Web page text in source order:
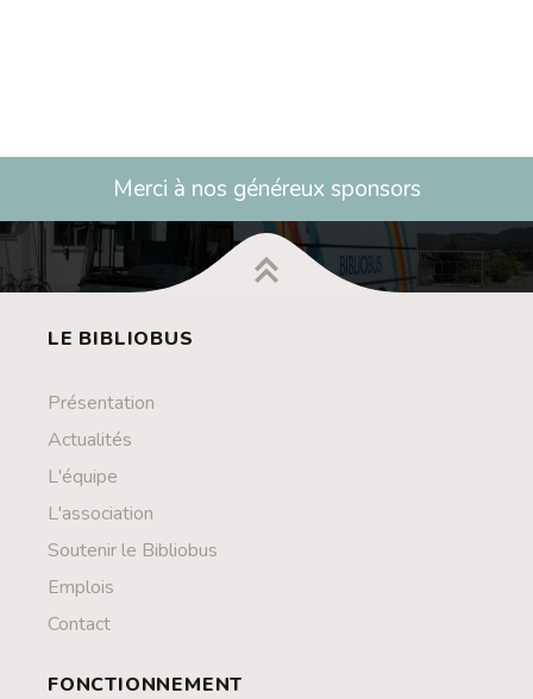
Merci à nos généreux sponsors
LE BIBLIOBUS
Présentation
Actualités
L'équipe
L'association
Soutenir le Bibliobus
Emplois
Contact
FONCTIONNEMENT